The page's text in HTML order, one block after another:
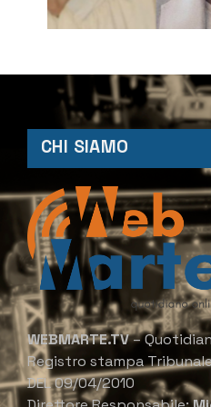
CHI SIAMO
WEBMARTE.TV–
Registro stampa
DEL 09/04/2010